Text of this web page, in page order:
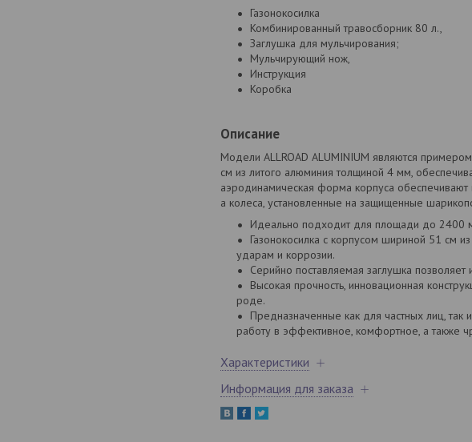
Газонокосилка
Комбинированный травосборник 80 л.,
Заглушка для мульчирования;
Мульчирующий нож,
Инструкция
Коробка
Описание
Модели ALLROAD ALUMINIUM являются
см из литого алюминия толщиной 4 мм,
аэродинамическая форма корпуса обеспечивают
а колеса, установленные на защищенные
Идеально подходит для площади до 2400
Газонокосилка с корпусом шириной 51 см
ударам и коррозии.
Серийно поставляемая заглушка позволяет
Высокая прочность, инновационная
роде.
Предназначенные как для частных лиц,
работу в эффективное, комфортное, а также
Характеристики
Информация для заказа